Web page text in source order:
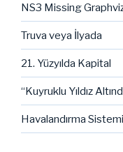
NS3 Missing
Truva veya İlyada
21. Yüzyılda Kapital
“Kuyruklu Yıldız
Havalandırma